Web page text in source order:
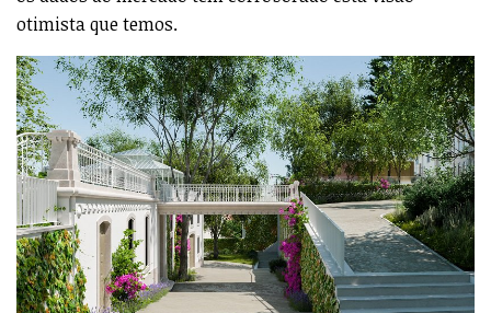
otimista que temos.